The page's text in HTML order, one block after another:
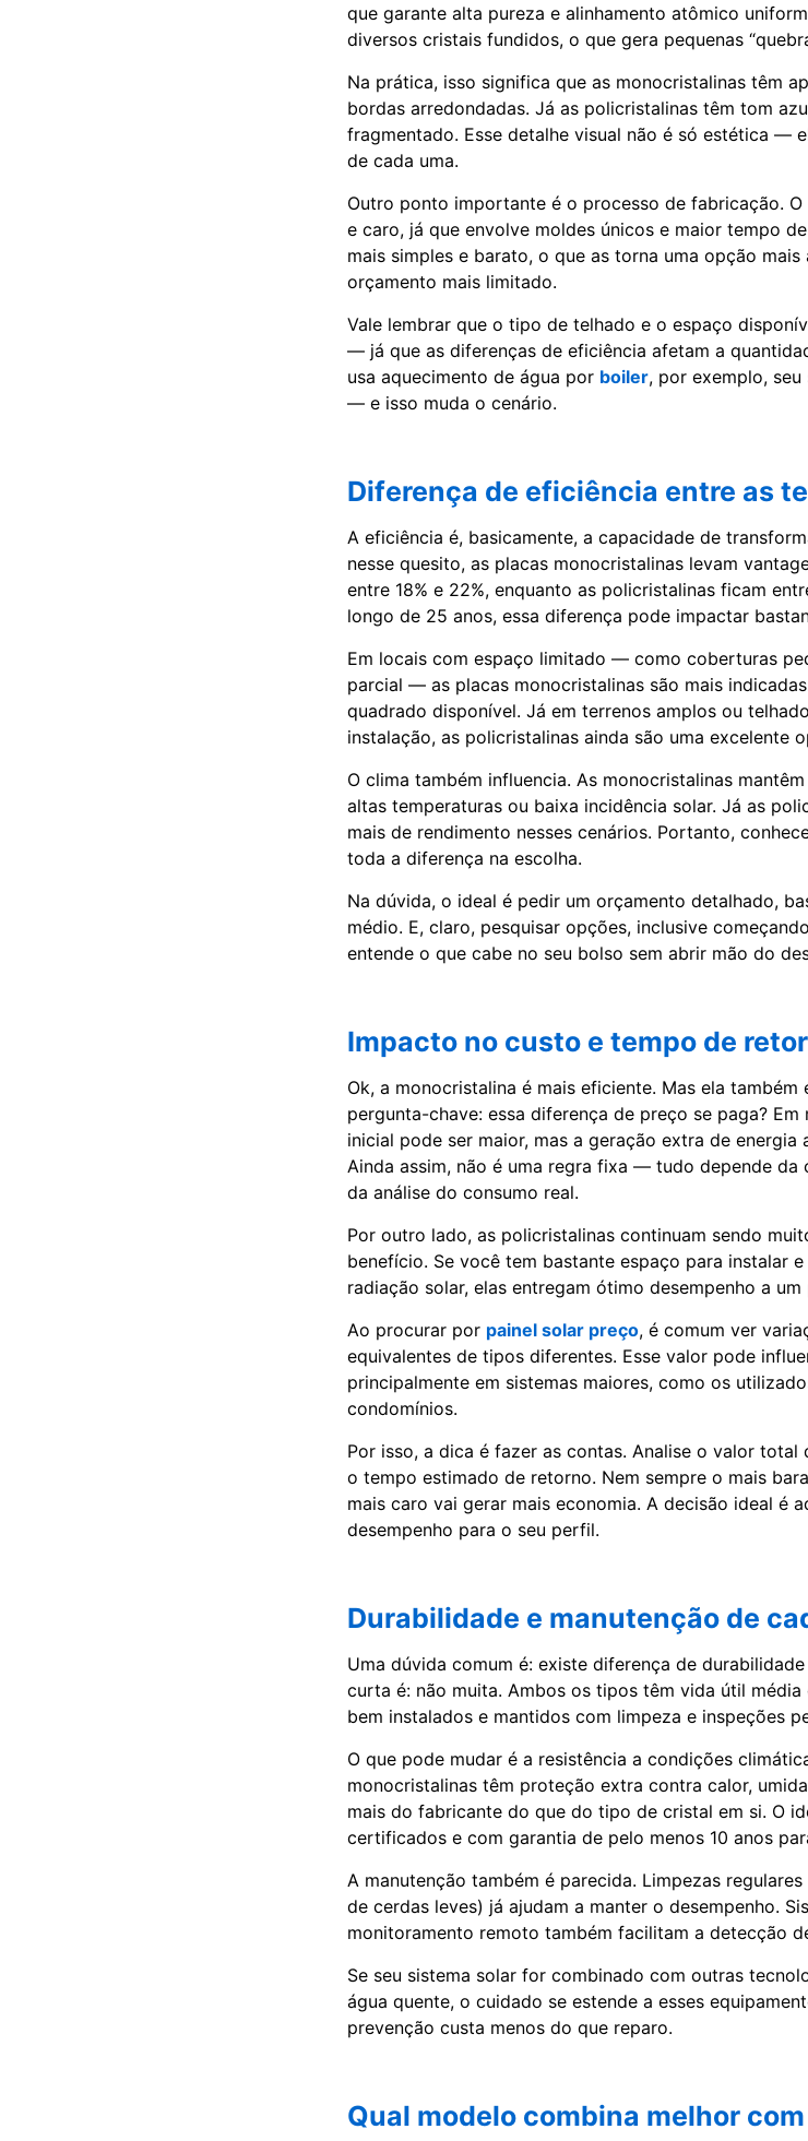
que garante alta pureza e alinhamento atômico
diversos cristais fundidos, o que gera pequenas
Na prática, isso significa que as monocristalinas têm
bordas arredondadas. Já as policristalinas têm tom
fragmentado. Esse detalhe visual não é só estética —
de cada uma.
Outro ponto importante é o processo de fabricação.
e caro, já que envolve moldes únicos e maior tempo
mais simples e barato, o que as torna uma opção
orçamento mais limitado.
Vale lembrar que o tipo de telhado e o espaço
— já que as diferenças de eficiência afetam a
usa aquecimento de água por boiler, por exemplo,
— e isso muda o cenário.
Diferença de eficiência entre as
A eficiência é, basicamente, a capacidade de
nesse quesito, as placas monocristalinas levam
entre 18% e 22%, enquanto as policristalinas ficam
longo de 25 anos, essa diferença pode impactar
Em locais com espaço limitado — como coberturas
parcial — as placas monocristalinas são mais
quadrado disponível. Já em terrenos amplos ou
instalação, as policristalinas ainda são uma excelente
O clima também influencia. As monocristalinas
altas temperaturas ou baixa incidência solar. Já as
mais de rendimento nesses cenários. Portanto,
toda a diferença na escolha.
Na dúvida, o ideal é pedir um orçamento detalhado,
médio. E, claro, pesquisar opções, inclusive
entende o que cabe no seu bolso sem abrir mão do
Impacto no custo e tempo de
Ok, a monocristalina é mais eficiente. Mas ela
pergunta-chave: essa diferença de preço se paga?
inicial pode ser maior, mas a geração extra de
Ainda assim, não é uma regra fixa — tudo depende
da análise do consumo real.
Por outro lado, as policristalinas continuam sendo
benefício. Se você tem bastante espaço para instalar
radiação solar, elas entregam ótimo desempenho a um
Ao procurar por painel solar preço, é comum ver
equivalentes de tipos diferentes. Esse valor pode
principalmente em sistemas maiores, como os
condomínios.
Por isso, a dica é fazer as contas. Analise o valor
o tempo estimado de retorno. Nem sempre o mais
mais caro vai gerar mais economia. A decisão ideal é
desempenho para o seu perfil.
Durabilidade e manutenção de
Uma dúvida comum é: existe diferença de
curta é: não muita. Ambos os tipos têm vida útil
bem instalados e mantidos com limpeza e inspeções
O que pode mudar é a resistência a condições
monocristalinas têm proteção extra contra calor,
mais do fabricante do que do tipo de cristal em si. O
certificados e com garantia de pelo menos 10 anos
A manutenção também é parecida. Limpezas
de cerdas leves) já ajudam a manter o desempenho.
monitoramento remoto também facilitam a detecção
Se seu sistema solar for combinado com outras
água quente, o cuidado se estende a esses
prevenção custa menos do que reparo.
Qual modelo combina melhor